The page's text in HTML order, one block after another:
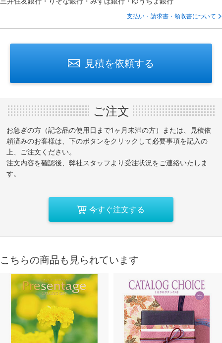
支払い・請求書・領収書について
見積を依頼する
ご注文
お急ぎの方（記念品の使用日まで1ヶ月未満の方）または、見積依
頼済みのお客様は、下のボタンをクリックして必要事項を記入の
上、ご注文ください。
注文内容を確認後、弊社スタッフより受注状況をご連絡いたしま
す。
今すぐ注文する
こちらの商品も見られています